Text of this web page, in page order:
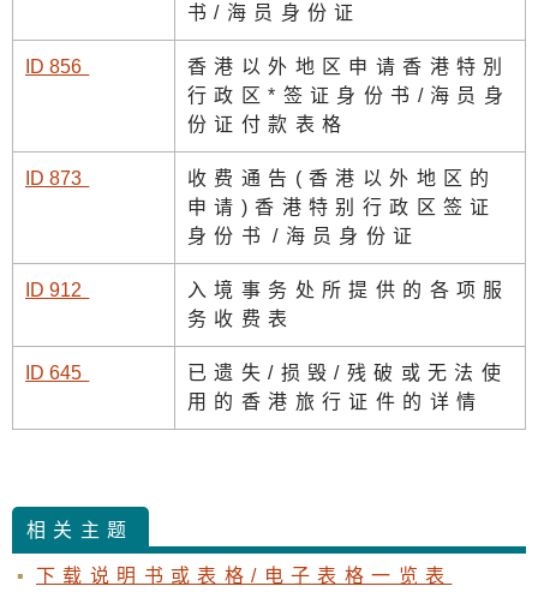
书/海员身份证
ID 856
香港以外地区申请香港特別
行政区*签证身份书/海员身
份证付款表格
ID 873
收费通告(香港以外地区的
申请)香港特别行政区签证
身份书
/海员身份证
ID 912
入境事务处所提供的各项服
务收费表
ID 645
已遗失/损毁/残破或无法使
用的香港旅行证件的详情
相关主题
下载说明书或表格/电子表格一览表